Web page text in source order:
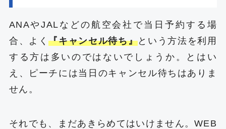
ANAやJALなどの航空会社で当日予約する場
合、よく『キャンセル待ち』という方法を利用
する方は多いのではないでしょうか。とはい
え、ピーチには当日のキャンセル待ちはありま
せん。
それでも、まだあきらめてはいけません。WEB